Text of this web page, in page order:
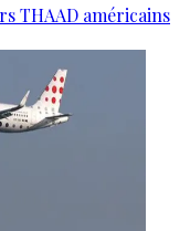
THAAD américains